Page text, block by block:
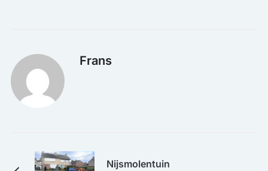
Frans
Nijsmolentuin